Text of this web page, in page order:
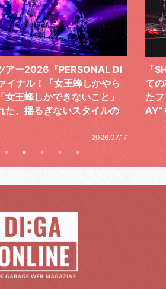
した!!!」ロックバンドとし
し、笑顔と感謝で泳ぎ切っ
イブ、DAY2“GOODBYE D
気
レ